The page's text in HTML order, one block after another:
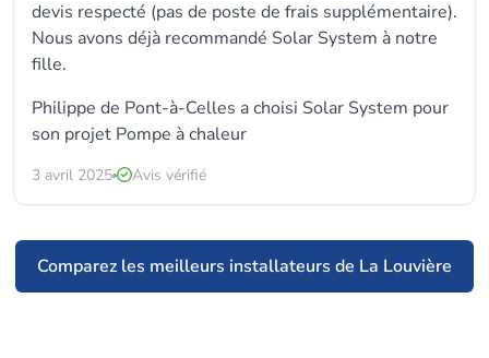
devis respecté (pas de poste de frais supplémentaire).
Nous avons déjà recommandé Solar System à notre
fille.
Philippe de Pont-à-Celles a choisi Solar System pour
son projet Pompe à chaleur
3 avril 2025 Avis vérifié
Comparez les meilleurs installateurs de La Louvière